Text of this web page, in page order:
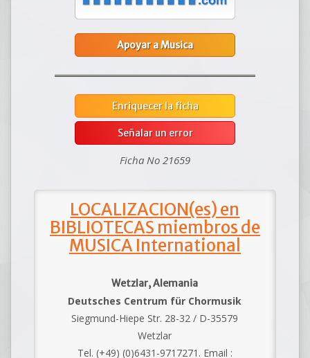
Apoyar a Musica
Enriquecer la ficha
Señalar un error
Ficha No 21659
LOCALIZACION(es) en
BIBLIOTECAS miembros de
MUSICA International
Wetzlar, Alemania
Deutsches Centrum für Chormusik
Siegmund-Hiepe Str. 28-32 / D-35579
Wetzlar
Tel. (+49) (0)6431-9717271. Email :